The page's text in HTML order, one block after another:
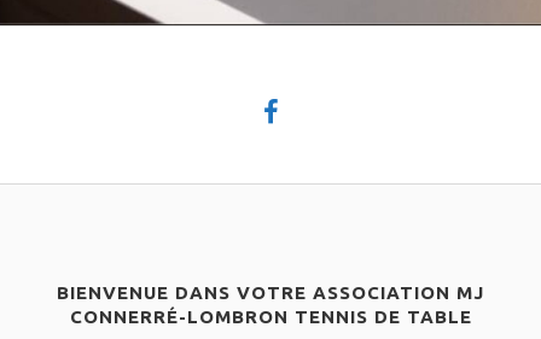
BIENVENUE DANS VOTRE ASSOCIATION MJ
CONNERRÉ-LOMBRON TENNIS DE TABLE